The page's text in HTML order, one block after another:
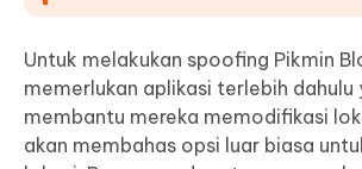
Untuk melakukan spoofing Pikmin
memerlukan aplikasi terlebih dahulu
membantu mereka memodifikasi
akan membahas opsi luar biasa